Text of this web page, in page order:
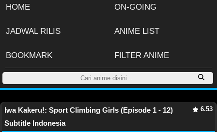
HOME ON-GOING
JADWAL RILIS ANIME LIST
BOOKMARK FILTER ANIME
Iwa Kakeru!: Sport Climbing Girls (Episode 1 - 12)
Subtitle Indonesia
6.53